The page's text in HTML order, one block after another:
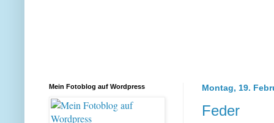
Montag, 19.
Feder
Mein Fotoblog auf Wordpress